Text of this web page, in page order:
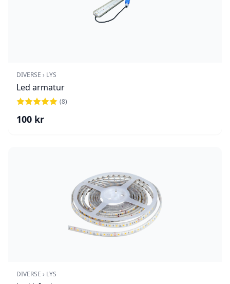
DIVERSE › LYS
Led armatur
(8)
100 kr
DIVERSE › LYS